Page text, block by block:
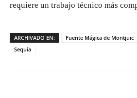
requiere un trabajo técnico más
ARCHIVADO EN: Fuente Mágica de Montjuïc
Sequía